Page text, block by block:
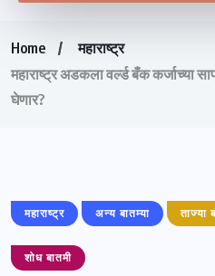
Home
महाराष्ट्र
महाराष्ट्र अडकला वर्ल्ड बँक कर्जाच्या
घेणार?
महाराष्ट्र अन्य बातम्या ताज्या
शोध बातमी